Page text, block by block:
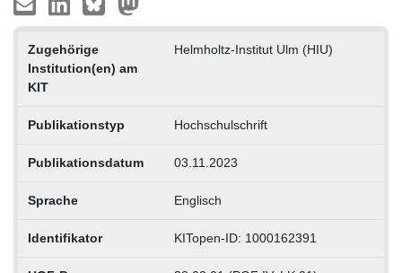
Zugehörige
Institution(en) am
KIT
Helmholtz-Institut Ulm (HIU)
Publikationstyp Hochschulschrift
Publikationsdatum 03.11.2023
Sprache Englisch
Identifikator KITopen-ID: 1000162391